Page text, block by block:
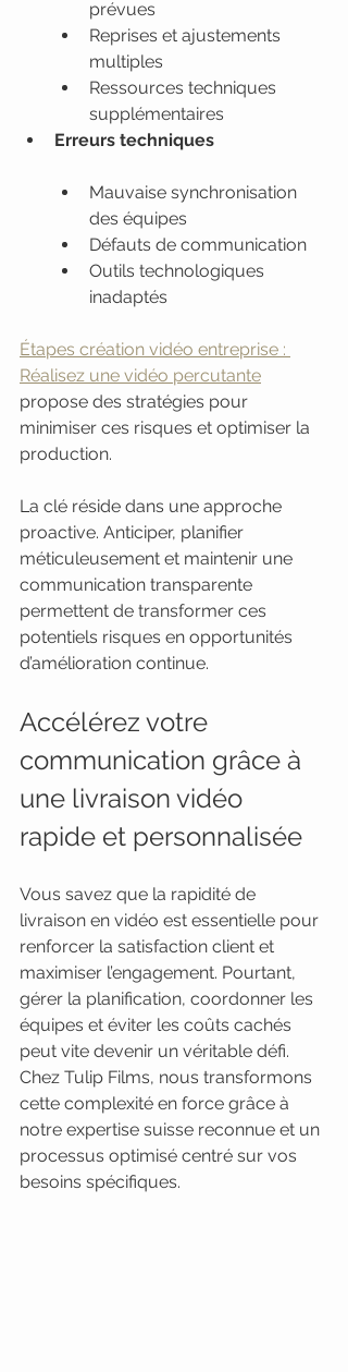
prévues
Reprises et ajustements
multiples
Ressources techniques
supplémentaires
Erreurs techniques
Mauvaise synchronisation
des équipes
Défauts de communication
Outils technologiques
inadaptés
Étapes création vidéo entreprise :
Réalisez une vidéo percutante
propose des stratégies pour
minimiser ces risques et optimiser la
production.
La clé réside dans une approche
proactive. Anticiper, planifier
méticuleusement et maintenir une
communication transparente
permettent de transformer ces
potentiels risques en opportunités
d’amélioration continue.
Accélérez votre
communication grâce à
une livraison vidéo
rapide et personnalisée
Vous savez que la rapidité de
livraison en vidéo est essentielle pour
renforcer la satisfaction client et
maximiser l’engagement. Pourtant,
gérer la planification, coordonner les
équipes et éviter les coûts cachés
peut vite devenir un véritable défi.
Chez Tulip Films, nous transformons
cette complexité en force grâce à
notre expertise suisse reconnue et un
processus optimisé centré sur vos
besoins spécifiques.